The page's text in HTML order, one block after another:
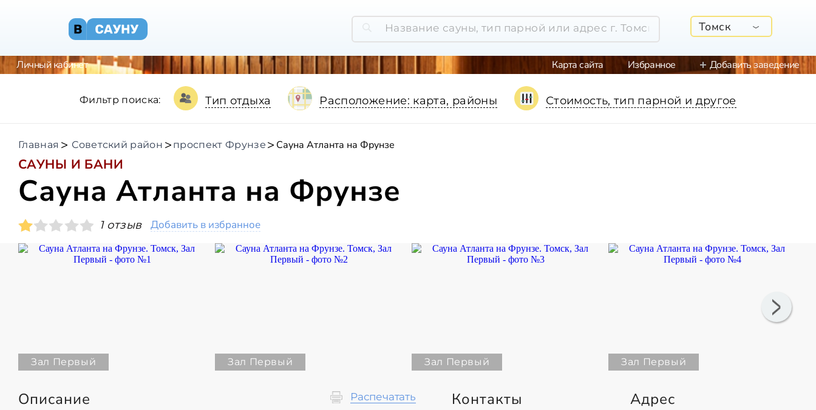
Томск
Личный кабинет Карта сайта Избранное Добавить заведение
Фильтр поиска: Тип отдыха Расположение: карта, районы Стоимость, тип парной и другое
Главная Советский район проспект Фрунзе Сауна Атланта на Фрунзе
САУНЫ И БАНИ
Сауна Атланта на Фрунзе
1 отзыв Добавить в избранное
Зал Первый Зал Первый Зал Первый Зал Первый
Описание Распечатать Контакты Адрес